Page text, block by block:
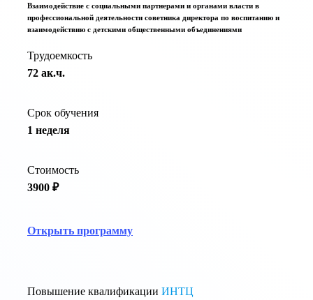
Взаимодействие с социальными партнерами и органами власти в
профессиональной деятельности советника директора по воспитанию и
взаимодействию с детскими общественными объединениями
Трудоемкость
72 ак.ч.
Срок обучения
1 неделя
Стоимость
3900 ₽
Открыть программу
Повышение квалификации ИНТЦ